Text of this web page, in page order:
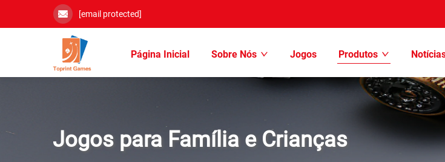
[email protected]
Página Inicial Sobre Nós Jogos Produtos
Jogos para Família e Crianças